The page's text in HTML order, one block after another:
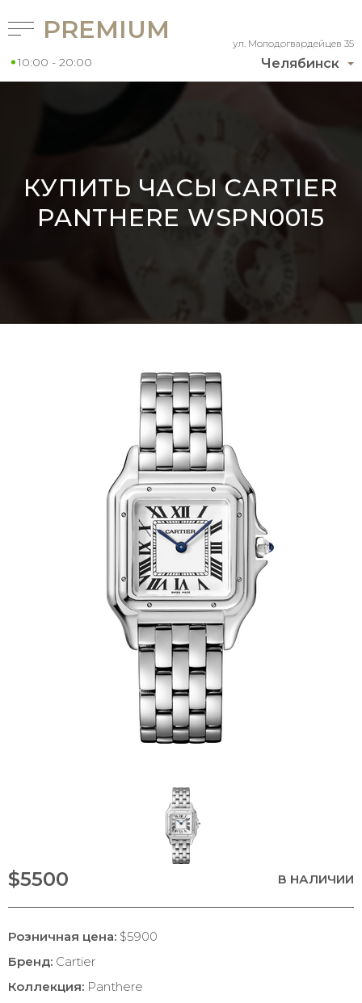
Челябинск
ул. Молодогвардейцев 35
PREMIUM
10:00 - 20:00
КУПИТЬ ЧАСЫ CARTIER
PANTHERE WSPN0015
$5500 В НАЛИЧИИ
Розничная цена: $5900
Бренд: Cartier
Коллекция: Panthere